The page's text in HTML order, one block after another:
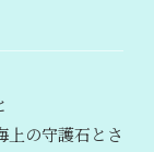
上の守護石とさ